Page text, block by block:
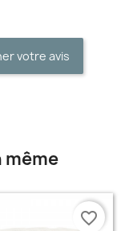
votre avis
même
favorite_border